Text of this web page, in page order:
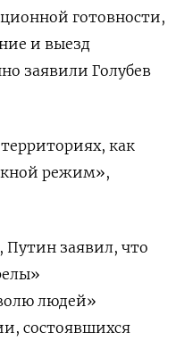
готовности,
и выезд
заявили Голубев
как
режим»,
Путин заявил, что
людей»
состоявшихся